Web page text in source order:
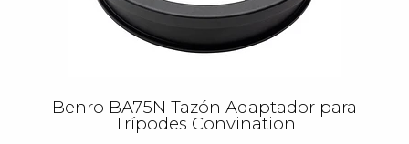
Benro BA75N Tazón Adaptador para
Trípodes Convination